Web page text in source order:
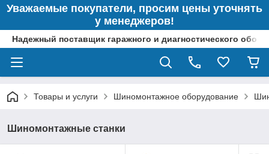
Уважаемые покупатели, просим цены уточнять
у менеджеров!
Надежный поставщик гаражного и диагностического
Товары и услуги Шиномонтажное оборудование
Шиномонтажные станки